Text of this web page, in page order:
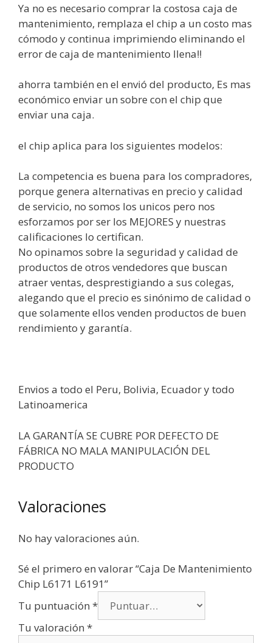
Ya no es necesario comprar la costosa caja de
mantenimiento, remplaza el chip a un costo mas
cómodo y continua imprimiendo eliminando el
error de caja de mantenimiento llena!!
ahorra también en el envió del producto, Es mas
económico enviar un sobre con el chip que
enviar una caja.
el chip aplica para los siguientes modelos:
La competencia es buena para los compradores,
porque genera alternativas en precio y calidad
de servicio, no somos los unicos pero nos
esforzamos por ser los MEJORES y nuestras
calificaciones lo certifican.
No opinamos sobre la seguridad y calidad de
productos de otros vendedores que buscan
atraer ventas, desprestigiando a sus colegas,
alegando que el precio es sinónimo de calidad o
que solamente ellos venden productos de buen
rendimiento y garantía.
Envios a todo el Peru, Bolivia, Ecuador y todo
Latinoamerica
LA GARANTÍA SE CUBRE POR DEFECTO DE
FÁBRICA NO MALA MANIPULACIÓN DEL
PRODUCTO
Valoraciones
No hay valoraciones aún.
Sé el primero en valorar “Caja De Mantenimiento
Chip L6171 L6191”
Tu puntuación *
Tu valoración *